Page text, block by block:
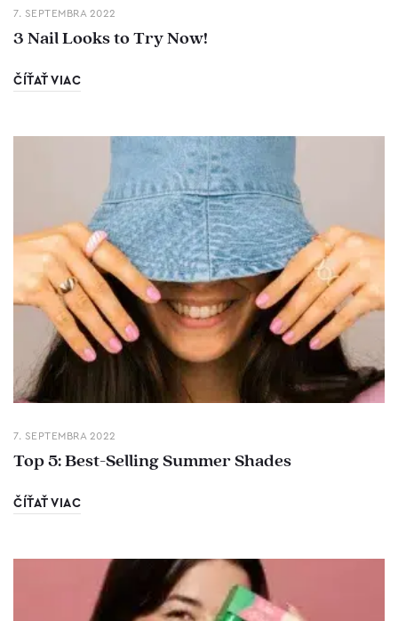
7. SEPTEMBRA 2022
3 Nail Looks to Try Now!
ČÍŤAŤ VIAC
7. SEPTEMBRA 2022
Top 5: Best-Selling Summer Shades
ČÍŤAŤ VIAC